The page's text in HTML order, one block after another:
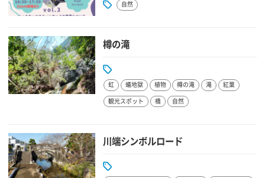
自然
樽の滝
虹 蟻地獄 植物 樽の滝 滝 紅葉
観光スポット 橋 自然
川端シンボルロード